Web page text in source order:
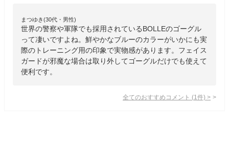
まつゆき(30代・男性)
世界の警察や軍隊でも採用されているBOLLEのゴーグル
って凄いですよね。鮮やかなブルーのカラーがいかにも実
際のトレーニング用の印象で実物感があります。フェイス
ガードが邪魔な場合は取り外してゴーグルだけでも使えて
便利です。
全てのおすすめコメント (1 件) >